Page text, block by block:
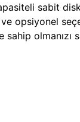
sabit
opsiyonel
sahip olmanızı